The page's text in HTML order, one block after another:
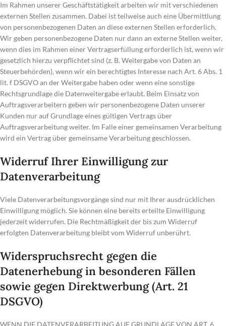
Im Rahmen unserer Geschäftstätigkeit arbeiten wir mit verschiedenen
externen Stellen zusammen. Dabei ist teilweise auch eine Übermittlung
von personenbezogenen Daten an diese externen Stellen erforderlich.
Wir geben personenbezogene Daten nur dann an externe Stellen weiter,
wenn dies im Rahmen einer Vertragserfüllung erforderlich ist, wenn wir
gesetzlich hierzu verpflichtet sind (z. B. Weitergabe von Daten an
Steuerbehörden), wenn wir ein berechtigtes Interesse nach Art. 6 Abs. 1
lit. f DSGVO an der Weitergabe haben oder wenn eine sonstige
Rechtsgrundlage die Datenweitergabe erlaubt. Beim Einsatz von
Auftragsverarbeitern geben wir personenbezogene Daten unserer
Kunden nur auf Grundlage eines gültigen Vertrags über
Auftragsverarbeitung weiter. Im Falle einer gemeinsamen Verarbeitung
wird ein Vertrag über gemeinsame Verarbeitung geschlossen.
Widerruf Ihrer Einwilligung zur
Datenverarbeitung
Viele Datenverarbeitungsvorgänge sind nur mit Ihrer ausdrücklichen
Einwilligung möglich. Sie können eine bereits erteilte Einwilligung
jederzeit widerrufen. Die Rechtmäßigkeit der bis zum Widerruf
erfolgten Datenverarbeitung bleibt vom Widerruf unberührt.
Widerspruchsrecht gegen die
Datenerhebung in besonderen Fällen
sowie gegen Direktwerbung (Art. 21
DSGVO)
WENN DIE DATENVERARBEITUNG AUF GRUNDLAGE VON ART. 6